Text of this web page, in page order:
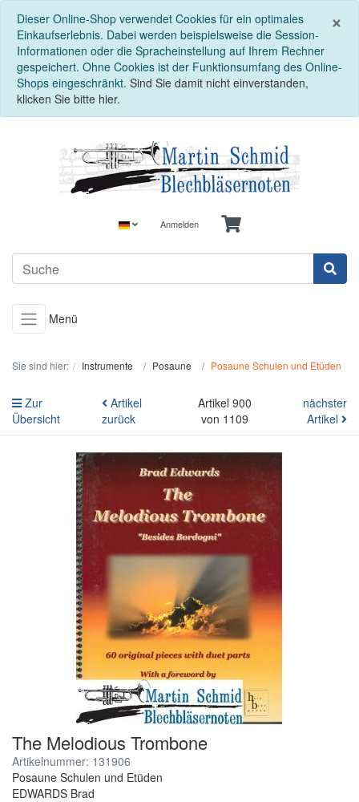
×
Dieser Online-Shop verwendet Cookies für ein optimales
Einkaufserlebnis. Dabei werden beispielsweise die Session-
Informationen oder die Spracheinstellung auf Ihrem Rechner
gespeichert. Ohne Cookies ist der Funktionsumfang des Online-
Shops eingeschränkt. Sind Sie damit nicht einverstanden,
klicken Sie bitte hier.
Anmelden
Menü
Sie sind hier: Instrumente Posaune Posaune Schulen und Etüden
Zur
Übersicht
Artikel
zurück
Artikel 900
von 1109
nächster
Artikel
The Melodious Trombone
Artikelnummer: 131906
Posaune Schulen und Etüden
EDWARDS Brad